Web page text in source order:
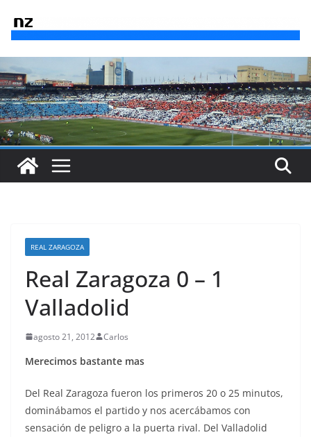
REAL ZARAGOZA
Real Zaragoza 0 – 1
Valladolid
agosto 21, 2012 Carlos
Merecimos bastante mas
Del Real Zaragoza fueron los primeros 20 o 25 minutos,
dominábamos el partido y nos acercábamos con
sensación de peligro a la puerta rival. Del Valladolid